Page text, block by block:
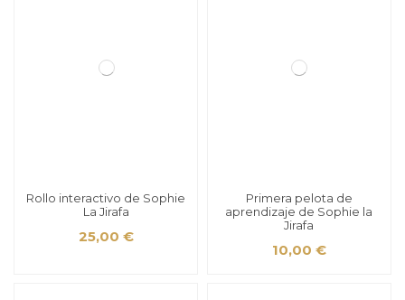
Rollo interactivo de Sophie
La Jirafa
25,00 €
Primera pelota de
aprendizaje de Sophie la
Jirafa
10,00 €